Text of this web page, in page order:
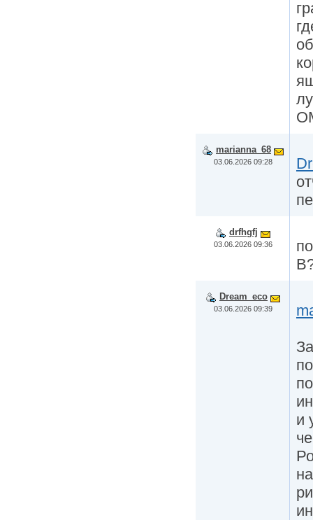
marianna_68
03.06.2026 09:28
drfhgfj
03.06.2026 09:36
Dream_eco
03.06.2026 09:39
и